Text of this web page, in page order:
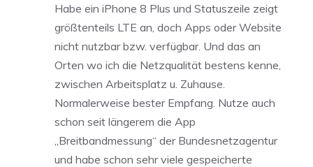
Habe ein iPhone 8 Plus und Statuszeile zeigt
größtenteils LTE an, doch Apps oder Website
nicht nutzbar bzw. verfügbar. Und das an
Orten wo ich die Netzqualität bestens kenne,
zwischen Arbeitsplatz u. Zuhause.
Normalerweise bester Empfang. Nutze auch
schon seit längerem die App
„Breitbandmessung“ der Bundesnetzagentur
und habe schon sehr viele gespeicherte